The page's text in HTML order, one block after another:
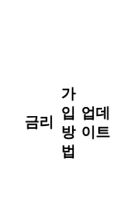
금리
가
입
방
법
업데
이트